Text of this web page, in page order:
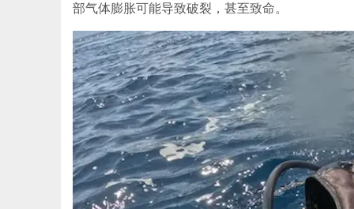
部气体膨胀可能导致破裂，甚至致命。